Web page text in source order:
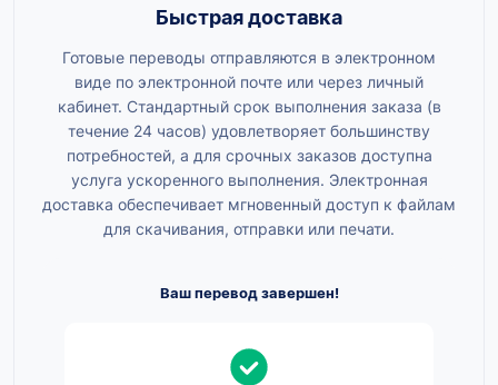
Быстрая доставка
Готовые переводы отправляются в электронном
виде по электронной почте или через личный
кабинет. Стандартный срок выполнения заказа (в
течение 24 часов) удовлетворяет большинству
потребностей, а для срочных заказов доступна
услуга ускоренного выполнения. Электронная
доставка обеспечивает мгновенный доступ к файлам
для скачивания, отправки или печати.
Ваш перевод завершен!